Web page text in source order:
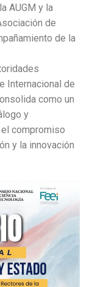
AUGM y la
de
de la
Internacional de
como un
y
compromiso
y la innovación